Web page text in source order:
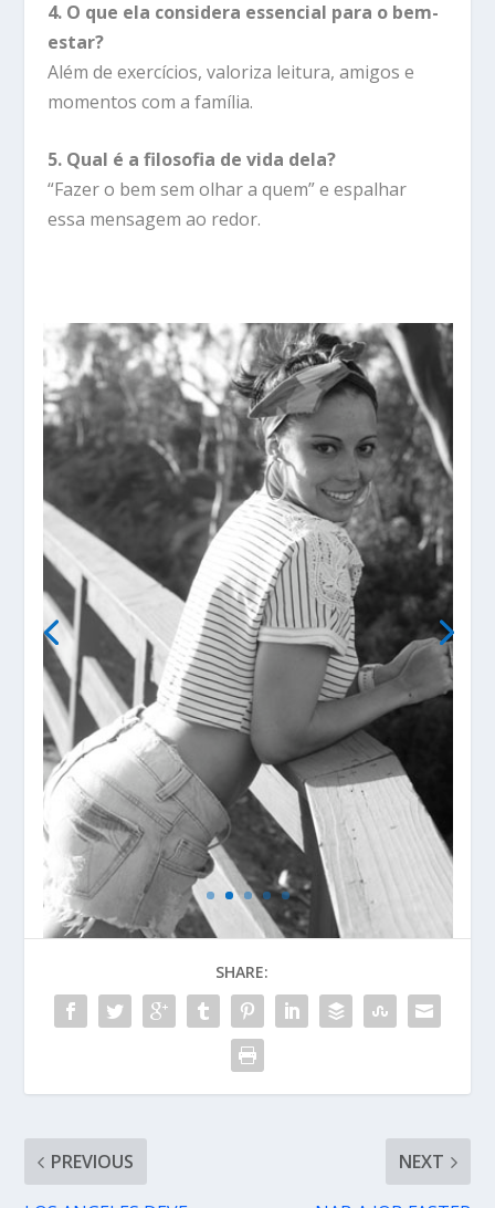
4. O que ela considera essencial para o bem-
estar?
Além de exercícios, valoriza leitura, amigos e
momentos com a família.
5. Qual é a filosofia de vida dela?
“Fazer o bem sem olhar a quem” e espalhar
essa mensagem ao redor.
SHARE:
PREVIOUS NEXT